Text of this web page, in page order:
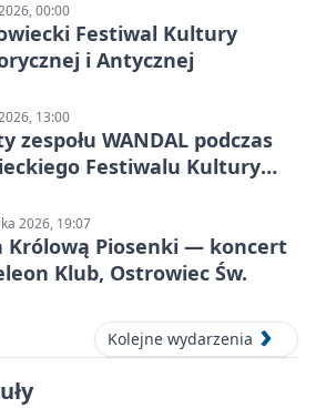
00:00
Festiwal Kultury
i Antycznej
13:00
zespołu WANDAL podczas
Festiwalu Kultury
2026, 19:07
Królową Piosenki — koncert
Klub, Ostrowiec Św.
Kolejne wydarzenia